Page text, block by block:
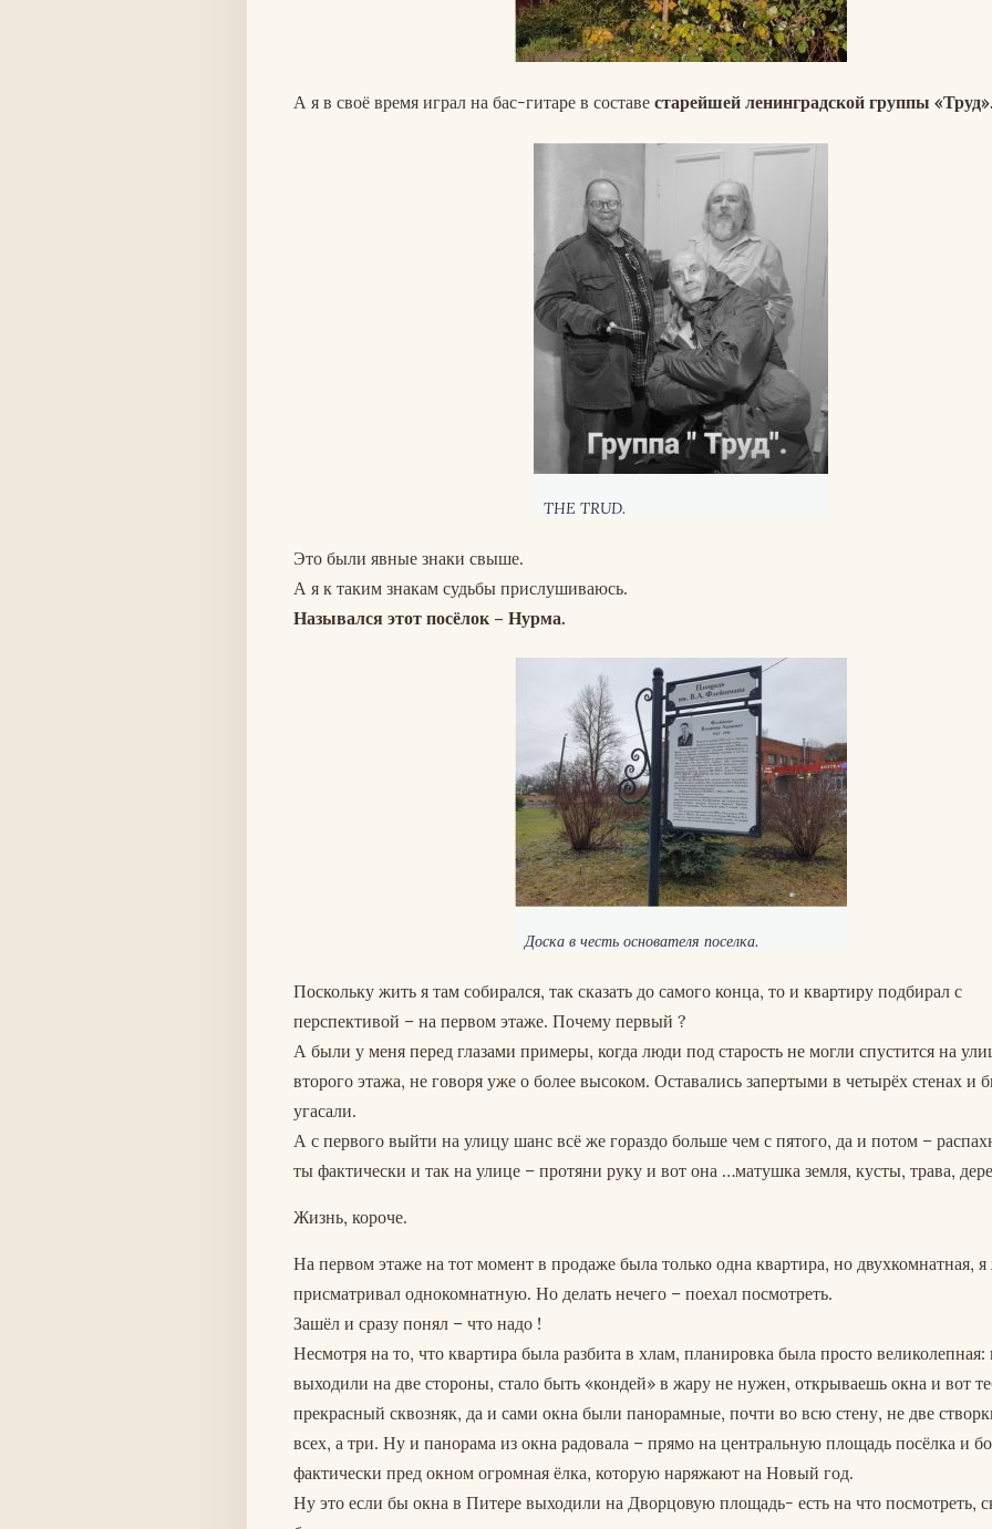
А я в своё время играл на бас-гитаре в составе старейшей ленинградской группы
THE TRUD.
Это были явные знаки свыше.
А я к таким знакам судьбы прислушиваюсь.
Назывался этот посёлок – Нурма.
Доска в честь основателя поселка.
Поскольку жить я там собирался, так сказать до самого конца, то и квартиру подбирал с
перспективой – на первом этаже. Почему первый ?
А были у меня перед глазами примеры, когда люди под старость не могли спустится на
второго этажа, не говоря уже о более высоком. Оставались запертыми в четырёх стенах и
угасали.
А с первого выйти на улицу шанс всё же гораздо больше чем с пятого, да и потом –
ты фактически и так на улице – протяни руку и вот она …матушка земля, кусты, трава,
Жизнь, короче.
На первом этаже на тот момент в продаже была только одна квартира, но двухкомнатная, я
присматривал однокомнатную. Но делать нечего – поехал посмотреть.
Зашёл и сразу понял – что надо !
Несмотря на то, что квартира была разбита в хлам, планировка была просто
выходили на две стороны, стало быть «кондей» в жару не нужен, открываешь окна и вот
прекрасный сквозняк, да и сами окна были панорамные, почти во всю стену, не две
всех, а три. Ну и панорама из окна радовала – прямо на центральную площадь посёлка и
фактически пред окном огромная ёлка, которую наряжают на Новый год.
Ну это если бы окна в Питере выходили на Дворцовую площадь- есть на что посмотреть,